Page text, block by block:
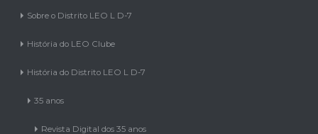
Sobre o Distrito LEO L D-7
História do LEO Clube
História do Distrito LEO L D-7
35 anos
Revista Digital dos 35 anos